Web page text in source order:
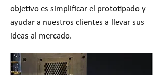
objetivo es simplificar el prototipado y
ayudar a nuestros clientes a llevar sus
ideas al mercado.